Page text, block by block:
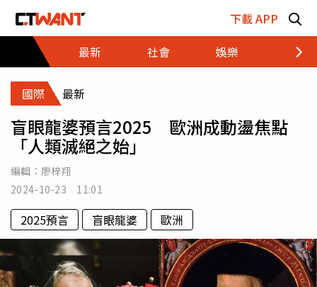
下載 APP
最新
社會 娛樂 財經
國際 最新
盲眼龍婆預言2025 歐洲成動盪焦點
「人類滅絕之始」
編輯： 廖梓翔
2024-10-23 11:01
2025預言 盲眼龍婆 歐洲